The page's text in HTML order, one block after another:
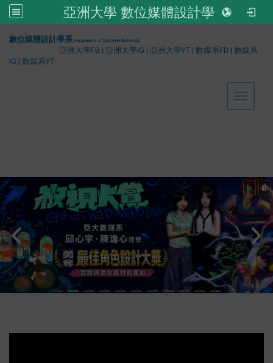
亞洲大學 數位媒體設計學系
數位媒體設計學系 Department of Digital Media Design
亞洲大學FB | 亞洲大學IG | 亞洲大學YT | 數媒系FB | 數媒系
IG | 數媒系YT
Toggle